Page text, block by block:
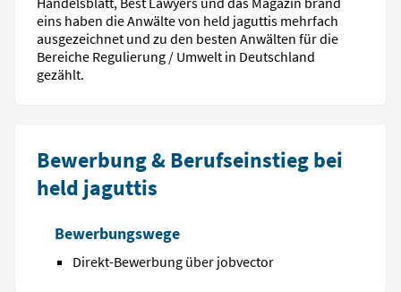
eins haben die Anwälte von held jaguttis mehrfach
ausgezeichnet und zu den besten Anwälten für die
Bereiche Regulierung / Umwelt in Deutschland
gezählt.
Bewerbung & Berufseinstieg bei
held jaguttis
Bewerbungswege
Direkt-Bewerbung über jobvector